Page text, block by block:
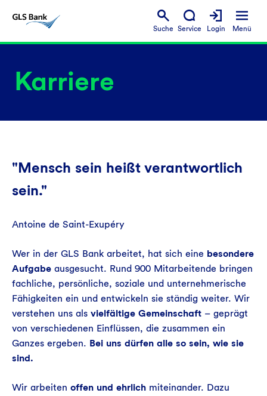
Suche Service Login Menü
Karriere
"Mensch sein heißt verantwortlich
sein."
Antoine de Saint-Exupéry
Wer in der GLS Bank arbeitet, hat sich eine besondere
Aufgabe ausgesucht. Rund 900 Mitarbeitende bringen
fachliche, persönliche, soziale und unternehmerische
Fähigkeiten ein und entwickeln sie ständig weiter. Wir
verstehen uns als vielfältige Gemeinschaft – geprägt
von verschiedenen Einflüssen, die zusammen ein
Ganzes ergeben. Bei uns dürfen alle so sein, wie sie
sind.
Wir arbeiten offen und ehrlich miteinander. Dazu